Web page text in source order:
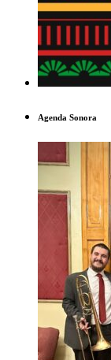
Agenda Sonora